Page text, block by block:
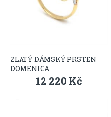
ZLATÝ DÁMSKÝ PRSTEN
DOMENICA
12 220 Kč